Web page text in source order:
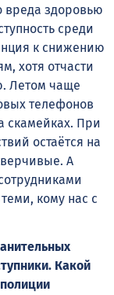
вреда здоровью
среди
к снижению
хотя отчасти
Летом чаще
телефонов
скамейках. При
остаётся на
А
кому нас с
Какой